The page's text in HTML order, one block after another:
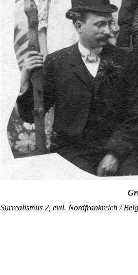
Surrealismus 2, evtl. Nordfrankreich /